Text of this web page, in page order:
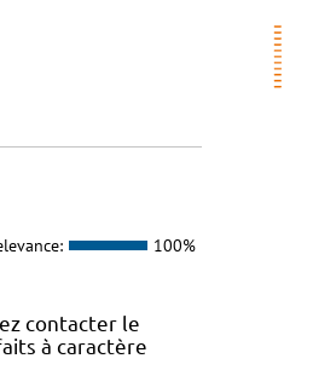
100%
contacter le
à caractère